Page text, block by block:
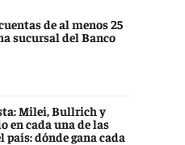
de al menos 25
sucursal del Banco
Milei, Bullrich y
en cada una de las
país: dónde gana cada